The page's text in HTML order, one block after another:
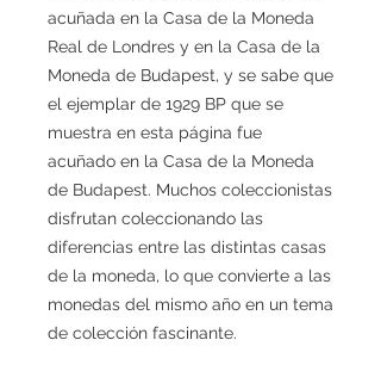
acuñada en la Casa de la Moneda
Real de Londres y en la Casa de la
Moneda de Budapest, y se sabe que
el ejemplar de 1929 BP que se
muestra en esta página fue
acuñado en la Casa de la Moneda
de Budapest. Muchos coleccionistas
disfrutan coleccionando las
diferencias entre las distintas casas
de la moneda, lo que convierte a las
monedas del mismo año en un tema
de colección fascinante.